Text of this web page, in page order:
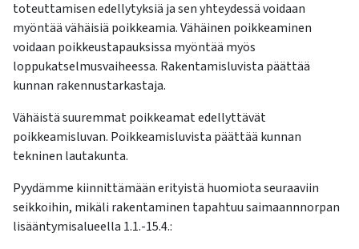
kosketus-
ja
pyyhkäisyliikkeitä.
toteuttamisen edellytyksiä ja sen yhteydessä voidaan
myöntää vähäisiä poikkeamia. Vähäinen poikkeaminen
voidaan poikkeustapauksissa myöntää myös
loppukatselmusvaiheessa. Rakentamisluvista päättää
kunnan rakennustarkastaja.
Vähäistä suuremmat poikkeamat edellyttävät
poikkeamisluvan. Poikkeamisluvista päättää kunnan
tekninen lautakunta.
Pyydämme kiinnittämään erityistä huomiota seuraaviin
seikkoihin, mikäli rakentaminen tapahtuu saimaannnorpan
lisääntymisalueella 1.1.-15.4.: